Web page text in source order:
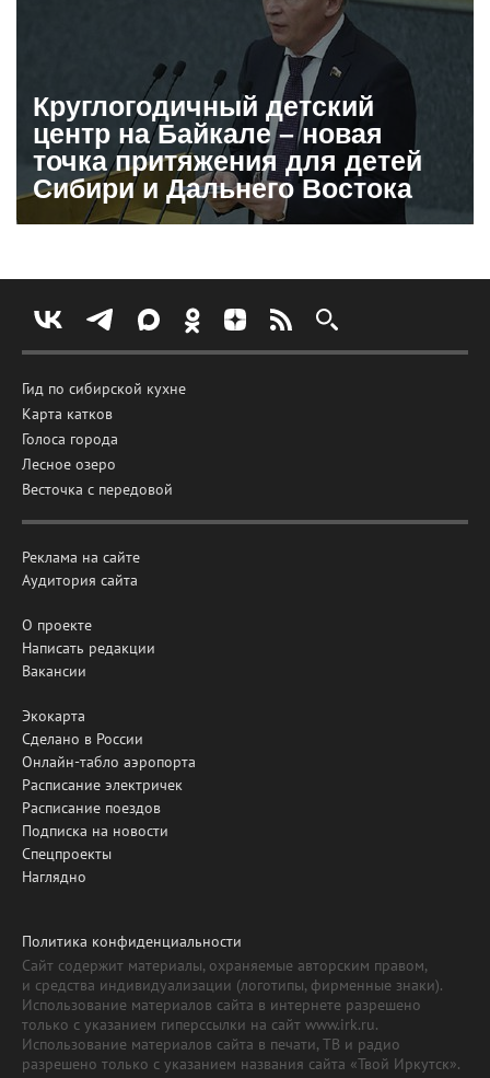
Круглогодичный детский
центр на Байкале – новая
точка притяжения для детей
Сибири и Дальнего Востока
Гид по сибирской кухне
Карта катков
Голоса города
Лесное озеро
Весточка с передовой
Реклама на сайте
Аудитория сайта
О проекте
Написать редакции
Вакансии
Экокарта
Сделано в России
Онлайн-табло аэропорта
Расписание электричек
Расписание поездов
Подписка на новости
Спецпроекты
Наглядно
Политика конфиденциальности
Сайт содержит материалы, охраняемые авторским правом,
и средства индивидуализации (логотипы, фирменные знаки).
Использование материалов сайта в интернете разрешено
только с указанием гиперссылки на сайт www.irk.ru.
Использование материалов сайта в печати, ТВ и радио
разрешено только с указанием названия сайта «Твой Иркутск».